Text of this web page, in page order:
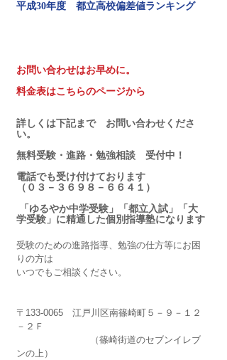
平成30年度　都立高校偏差値ランキング
お問い合わせはお早めに。
料金表はこちらのページから
詳しくは下記まで　お問い合わせくださ
い。
無料受験・進路・勉強相談　受付中！
電話でも受け付けております
（０３－３６９８－６６４１）
学受験」に精通した個別指導塾になります
受験のための進路指導、勉強の仕方等にお困
りの方は
いつでもご相談ください。
〒133-0065　江戸川区南篠崎町５－９－１２
－２Ｆ
（篠崎街道のセブンイレブ
ンの上）